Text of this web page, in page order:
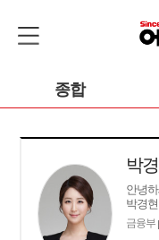
종합
박
안녕
박경
금융부